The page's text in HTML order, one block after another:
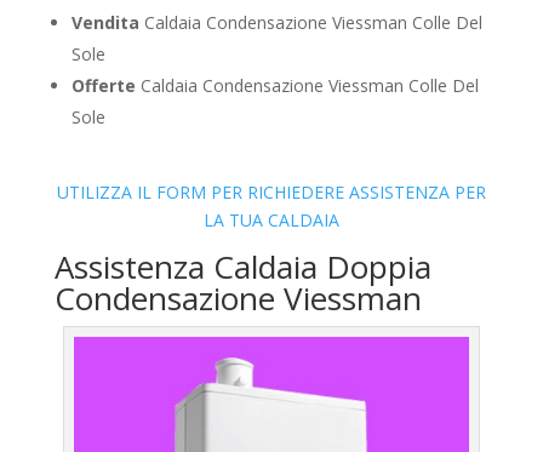
Vendita Caldaia Condensazione Viessman Colle Del
Sole
Offerte Caldaia Condensazione Viessman Colle Del
Sole
UTILIZZA IL FORM PER RICHIEDERE ASSISTENZA PER
LA TUA CALDAIA
Assistenza Caldaia Doppia
Condensazione Viessman